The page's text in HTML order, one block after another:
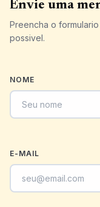
Envie uma
Preencha o
possivel.
NOME
E-MAIL